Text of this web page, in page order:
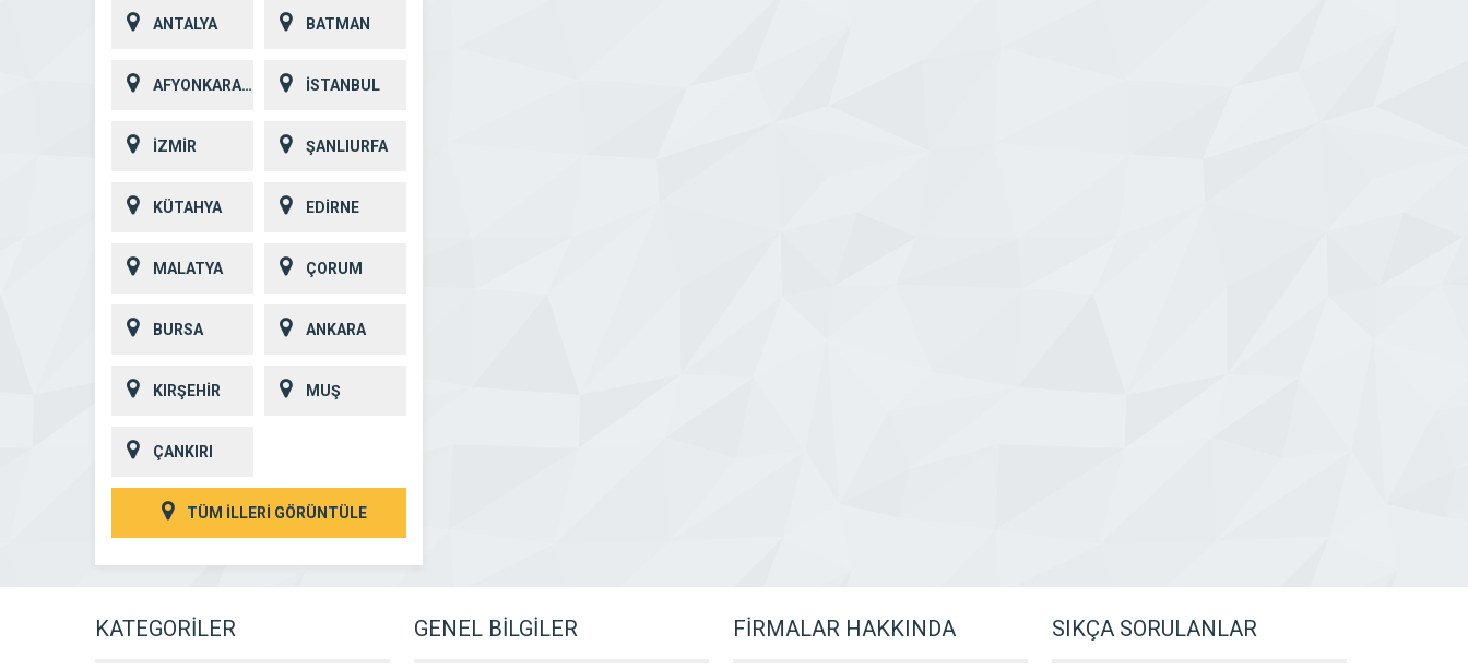
ANTALYA BATMAN
AFYONKARAHİSAR İSTANBUL
İZMİR ŞANLIURFA
KÜTAHYA EDİRNE
MALATYA ÇORUM
BURSA ANKARA
KIRŞEHİR MUŞ
ÇANKIRI
TÜM İLLERİ GÖRÜNTÜLE
KATEGORİLER GENEL BİLGİLER FİRMALAR HAKKINDA SIKÇA SORULANLAR